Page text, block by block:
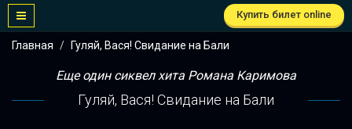
Купить билет online
Главная Гуляй, Вася! Свидание на Бали
Еще один сиквел хита Романа Каримова
Гуляй, Вася! Свидание на Бали